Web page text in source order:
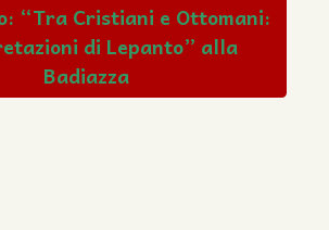
“Tra Cristiani e Ottomani:
di Lepanto” alla
Badiazza